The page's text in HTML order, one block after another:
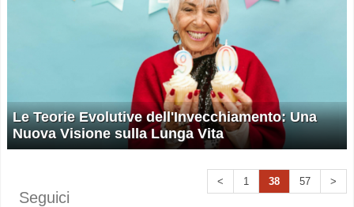
Le Teorie Evolutive dell'Invecchiamento: Una
Nuova Visione sulla Lunga Vita
< 1 38 57 >
Seguici